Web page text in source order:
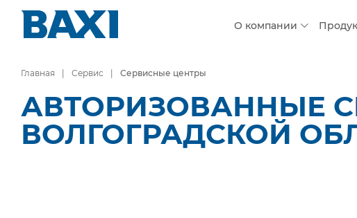
О компании
Главная Сервис Сервисные центры
АВТОРИЗОВАННЫЕ
ВОЛГОГРАДСКОЙ